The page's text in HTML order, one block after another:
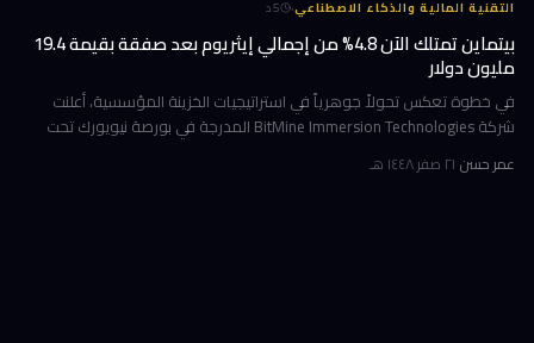
التقنية المالية والذكاء الاصطناعي·
5د
بيتماين تمتلك الآن 4.8% من إجمالي إيثريوم بعد صفقة بقيمة 19.4
مليون دولار
في خطوة تعكس تحولاً جوهرياً في استراتيجيات الخزينة المؤسسية، أعلنت
شركة BitMine Immersion Technologies المدرجة في بورصة نيويورك تحت
عمر حسن·٢١ صفر ١٤٤٨ هـ